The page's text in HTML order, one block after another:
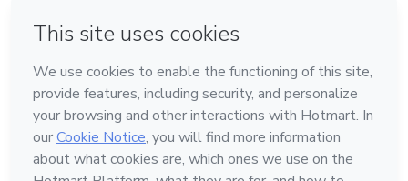
Feito com ❤ em Bogotá
Conheça a Hotmart